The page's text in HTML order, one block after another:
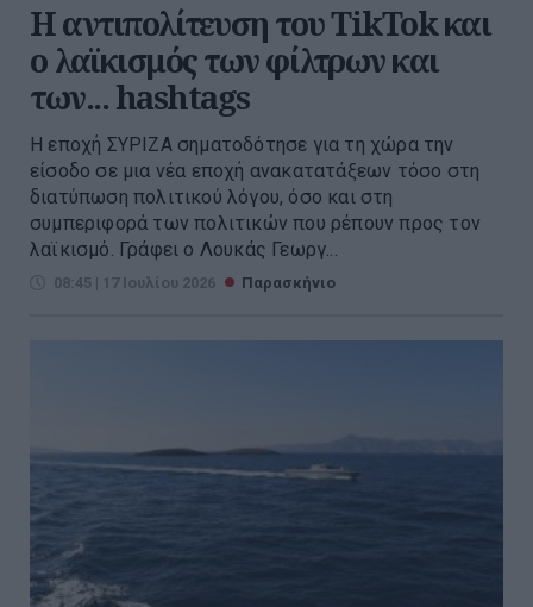
Η αντιπολίτευση του TikTok και
ο λαϊκισμός των φίλτρων και
των... hashtags
Η εποχή ΣΥΡΙΖΑ σηματοδότησε για τη χώρα την
είσοδο σε μια νέα εποχή ανακατατάξεων τόσο στη
διατύπωση πολιτικού λόγου, όσο και στη
συμπεριφορά των πολιτικών που ρέπουν προς τον
λαϊκισμό. Γράφει ο Λουκάς Γεωργ...
08:45 | 17 Ιουλίου 2026 Παρασκήνιο